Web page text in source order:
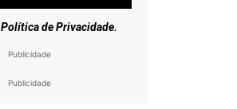
Política de Privacidade.
Publicidade
Publicidade